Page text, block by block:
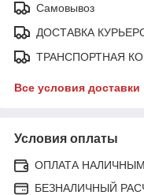
Самовывоз
ДОСТАВКА
ТРАНСПОРТНАЯ
Все условия доставки
Условия оплаты
ОПЛАТА
БЕЗНАЛИЧНЫЙ